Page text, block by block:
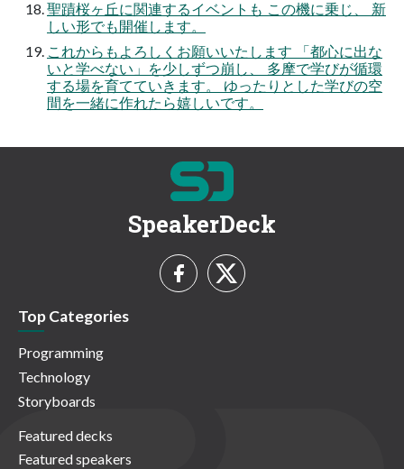
聖蹟桜ヶ丘に関連するイベントも この機に乗じ、 新
しい形でも開催します。
これからもよろしくお願いいたします 「都心に出な
いと学べない」を少しずつ崩し、 多摩で学びが循環
する場を育てていきます。 ゆったりとした学びの空
間を一緒に作れたら嬉しいです。
SpeakerDeck
Top Categories
Programming
Technology
Storyboards
Featured decks
Featured speakers